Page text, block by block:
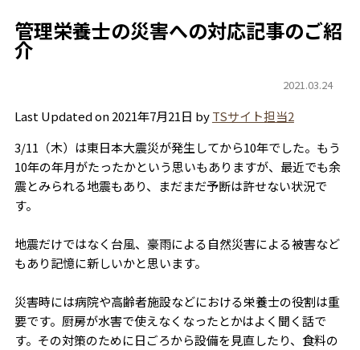
管理栄養士の災害への対応記事のご紹
介
2021.03.24
Last Updated on 2021年7月21日 byTSサイト担当2
3/11（木）は東日本大震災が発生してから10年でした。もう
10年の年月がたったかという思いもありますが、最近でも余
震とみられる地震もあり、まだまだ予断は許せない状況で
す。
地震だけではなく台風、豪雨による自然災害による被害など
もあり記憶に新しいかと思います。
災害時には病院や高齢者施設などにおける栄養士の役割は重
要です。厨房が水害で使えなくなったとかはよく聞く話で
す。その対策のために日ごろから設備を見直したり、食料の